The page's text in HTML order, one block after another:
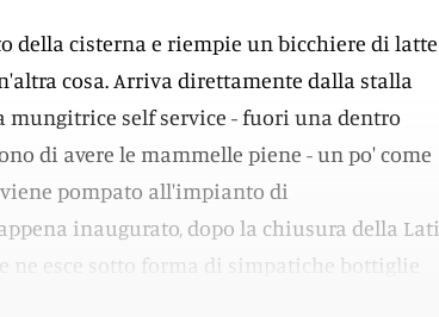
della cisterna e riempie un bicchiere di latte
cosa. Arriva direttamente dalla stalla
mungitrice self service - fuori una dentro
di avere le mammelle piene - un po' come
pompato all'impianto di
inaugurato, dopo la chiusura della Lati
ne esce sotto forma di simpatiche bottiglie